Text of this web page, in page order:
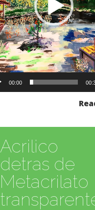
00:00
Acrilico
detras de
Metacrilato